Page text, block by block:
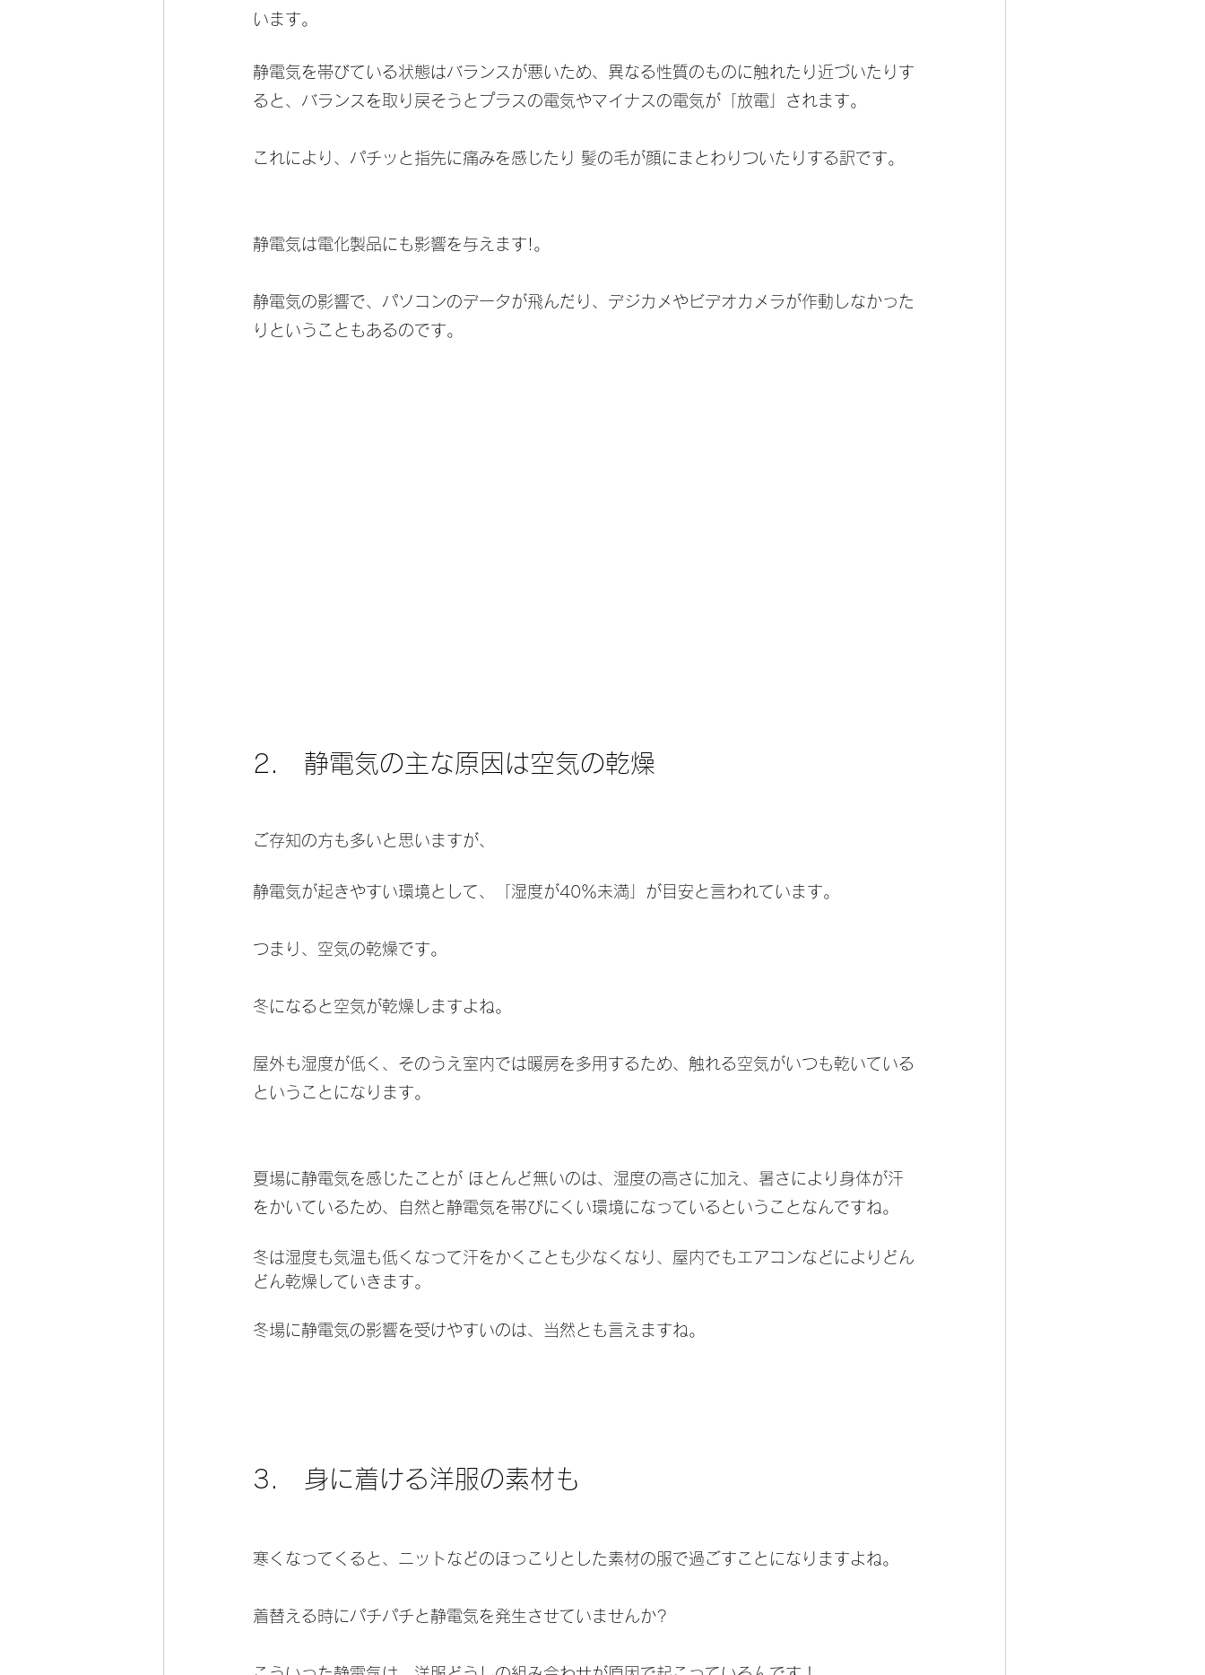
います。
静電気を帯びている状態はバランスが悪いため、異なる性質のものに触れたり近づいたりす
ると、バランスを取り戻そうとプラスの電気やマイナスの電気が「放電」されます。
これにより、パチッと指先に痛みを感じたり 髪の毛が顔にまとわりついたりする訳です。
静電気は電化製品にも影響を与えます!。
静電気の影響で、パソコンのデータが飛んだり、デジカメやビデオカメラが作動しなかった
りということもあるのです。
2.　静電気の主な原因は空気の乾燥
ご存知の方も多いと思いますが、
静電気が起きやすい環境として、「湿度が40％未満」が目安と言われています。
つまり、空気の乾燥です。
冬になると空気が乾燥しますよね。
屋外も湿度が低く、そのうえ室内では暖房を多用するため、触れる空気がいつも乾いている
ということになります。
夏場に静電気を感じたことが ほとんど無いのは、湿度の高さに加え、暑さにより身体が汗
をかいているため、自然と静電気を帯びにくい環境になっているということなんですね。
冬は湿度も気温も低くなって汗をかくことも少なくなり、屋内でもエアコンなどによりどん
どん乾燥していきます。
冬場に静電気の影響を受けやすいのは、当然とも言えますね。
3.　身に着ける洋服の素材も
寒くなってくると、ニットなどのほっこりとした素材の服で過ごすことになりますよね。
着替える時にパチパチと静電気を発生させていませんか?